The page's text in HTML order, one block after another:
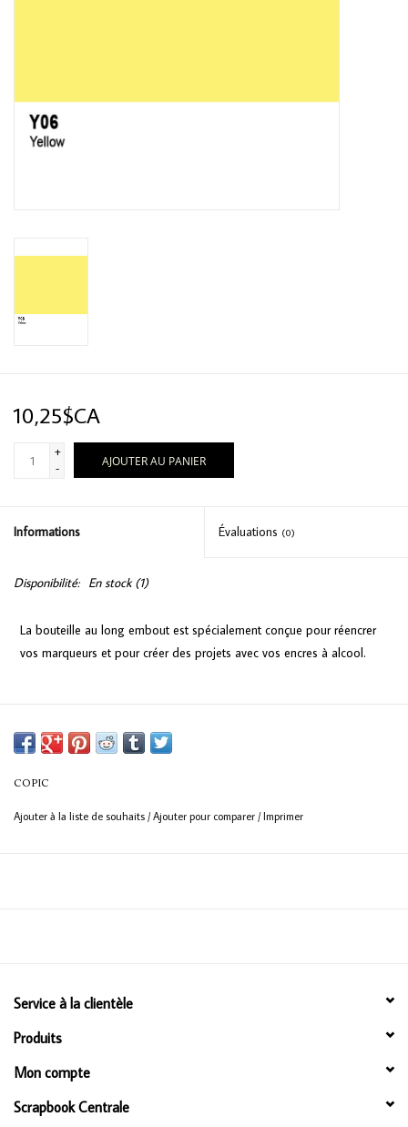
10,25$CA
+
-
AJOUTER AU PANIER
Informations Évaluations (0)
Disponibilité: En stock(1)
La bouteille au long embout est spécialement conçue pour réencrer
vos marqueurs et pour créer des projets avec vos encres à alcool.
Offert en 358 couleurs
COPIC
Ajouter à la liste de souhaits /Ajouter pour comparer /Imprimer
Service à la clientèle
Produits
Mon compte
Scrapbook Centrale